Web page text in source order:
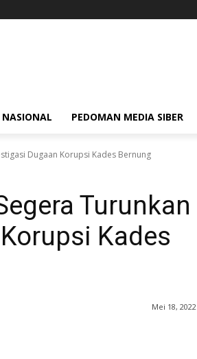
NASIONAL PEDOMAN MEDIA SIBER
Dugaan Korupsi Kades Bernung
Turunkan
Kades
Mei 18, 2022